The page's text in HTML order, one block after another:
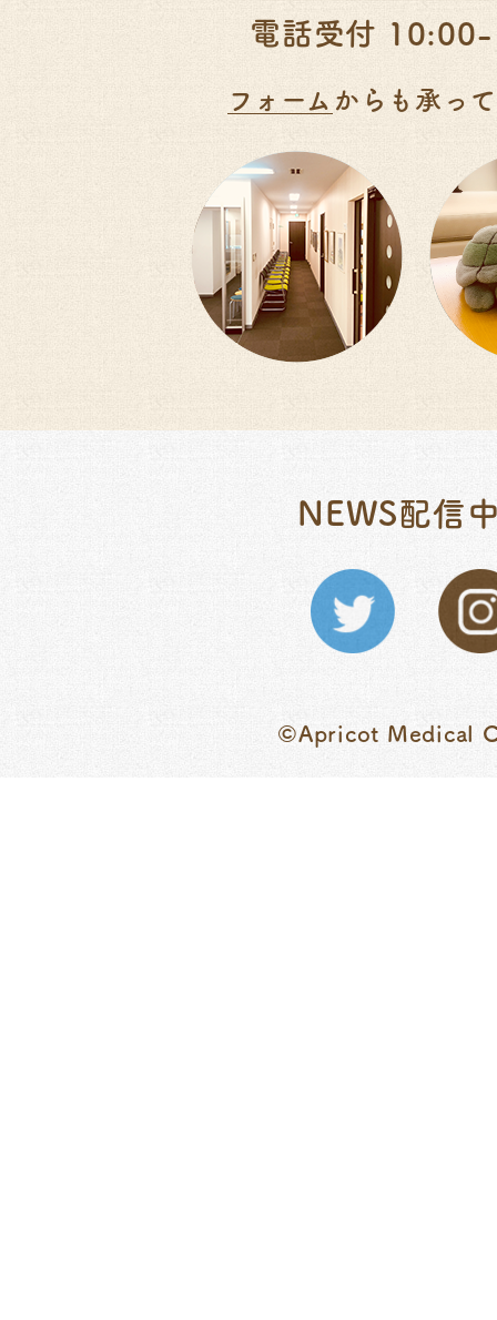
電話受付
フォーム からも承っ
NEWS配信
©Apricot Medical